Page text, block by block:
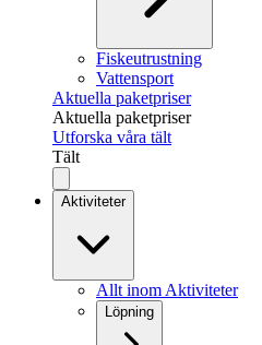
Fiskeutrustning
Vattensport
Aktuella paketpriser
Aktuella paketpriser
Utforska våra tält
Tält
Aktiviteter
Allt inom Aktiviteter
Löpning